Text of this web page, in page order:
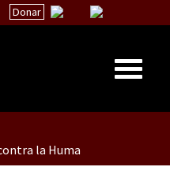
Donar
la Humanidad”
contra a Humanidade”(As